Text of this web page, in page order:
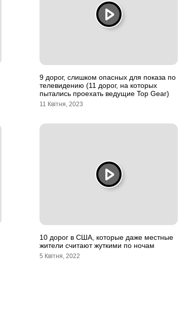
9 дорог, слишком опасных для показа по
телевидению (11 дорог, на которых
пытались проехать ведущие Top Gear)
11 Квітня, 2023
10 дорог в США, которые даже местные
жители считают жуткими по ночам
5 Квітня, 2022